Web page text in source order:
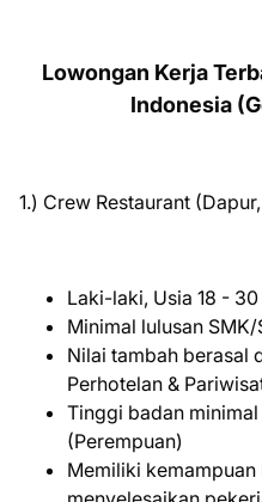
Lowongan Kerja
Indonesia
1.) Crew Restaurant
Laki-laki, Usia 18 -
Minimal lulusan
Nilai tambah berasal
Perhotelan &
Tinggi badan
(Perempuan)
Memiliki